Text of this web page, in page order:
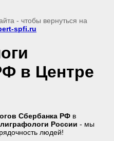
- чтобы вернуться на
spfi.ru
в Центре
Сбербанка РФ в
России - мы
людей!